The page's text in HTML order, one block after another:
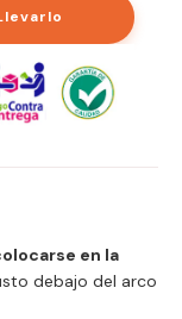
en la
debajo del arco